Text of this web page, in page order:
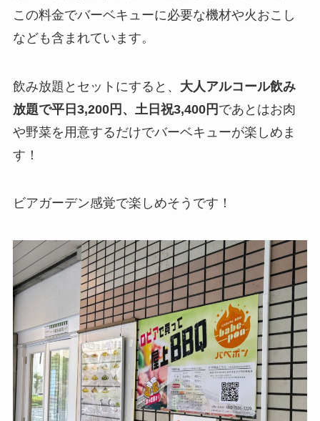
この料金でバーベキューに必要な機材や火おこし
なども含まれています。
飲み放題とセットにすると、 大人アルコール飲み
放題で平日3,200円、土日祝3,400円 であとはお肉
や野菜を用意するだけでバーベキューが楽しめま
す！
ビアガーデン感覚で楽しめそうです！